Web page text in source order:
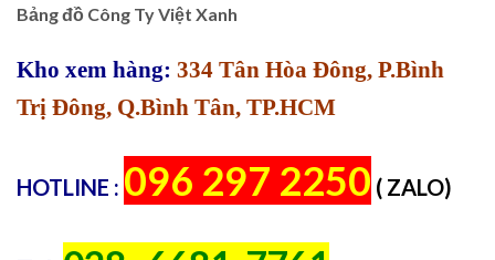
Bảng đồ Công Ty Việt Xanh
Kho xem hàng: 334 Tân Hòa Đông, P.Bình
Trị Đông, Q.Bình Tân, TP.HCM
HOTLINE : 096 297 2250 ( ZALO)